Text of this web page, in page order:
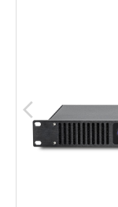
arrow_back_ios